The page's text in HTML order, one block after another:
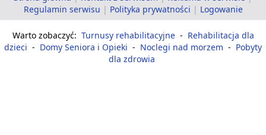
Regulamin serwisu | Polityka prywatności | Logowanie
Warto zobaczyć: Turnusy rehabilitacyjne - Rehabilitacja dla
dzieci - Domy Seniora i Opieki - Noclegi nad morzem - Pobyty
dla zdrowia